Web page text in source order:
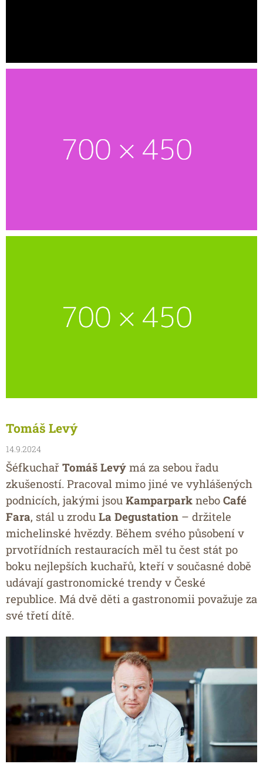
Tomáš Levý
14.9.2024
Šéfkuchař Tomáš Levý má za sebou řadu
zkušeností. Pracoval mimo jiné ve vyhlášených
podnicích, jakými jsou Kamparpark nebo Café
Fara, stál u zrodu La Degustation – držitele
michelinské hvězdy. Během svého působení v
prvotřídních restauracích měl tu čest stát po
boku nejlepších kuchařů, kteří v současné době
udávají gastronomické trendy v České
republice. Má dvě děti a gastronomii považuje za
své třetí dítě.